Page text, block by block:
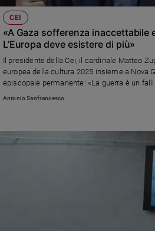
Video
Podcast
Privacy
Policy
CEI
«A Gaza sofferenza inaccettabile
L’Europa deve esistere di più»
Il presidente della Cei, il cardinale Matteo
europea della cultura 2025 insieme a Nova
episcopale permanente: «La guerra è un
dell’umanità ma non dobbiamo cedere alla
Antonio Sanfrancesco